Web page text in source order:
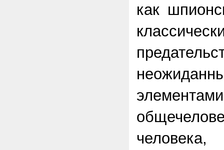
как
элементами
человека,